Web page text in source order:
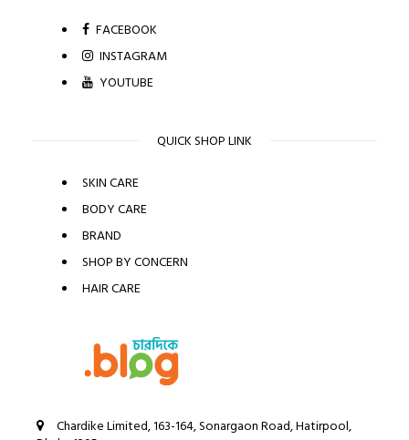
FACEBOOK
INSTAGRAM
YOUTUBE
QUICK SHOP LINK
SKIN CARE
BODY CARE
BRAND
SHOP BY CONCERN
HAIR CARE
Chardike Limited, 163-164, Sonargaon Road, Hatirpool,